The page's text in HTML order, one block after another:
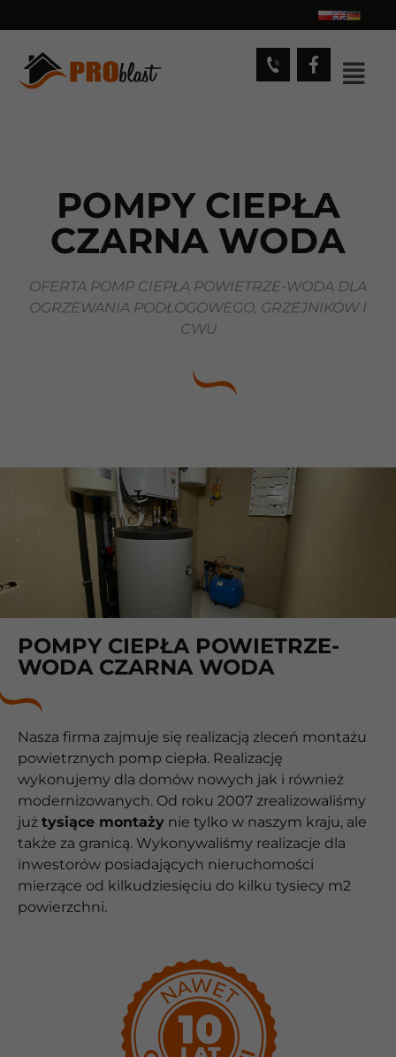
POMPY CIEPŁA
CZARNA WODA
OFERTA POMP CIEPŁA POWIETRZE-WODA DLA
OGRZEWANIA PODŁOGOWEGO, GRZEJNIKÓW I
CWU
POMPY CIEPŁA POWIETRZE-
WODA CZARNA WODA
Nasza firma zajmuje się realizacją zleceń montażu
powietrznych pomp ciepła. Realizację
wykonujemy dla domów nowych jak i również
modernizowanych. Od roku 2007 zrealizowaliśmy
już tysiące montaży nie tylko w naszym kraju, ale
także za granicą. Wykonywaliśmy realizacje dla
inwestorów posiadających nieruchomości
mierzące od kilkudziesięciu do kilku tysiecy m2
powierzchni.